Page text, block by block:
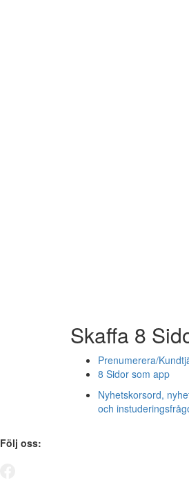
Skaffa 8
Prenumerera/
8 Sidor som app
Nyhetskorsord,
och
Följ oss: